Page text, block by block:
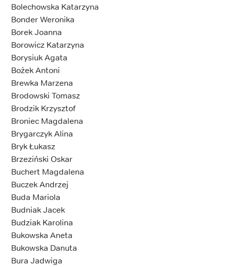
Bolechowska Katarzyna
Bonder Weronika
Borek Joanna
Borowicz Katarzyna
Borysiuk Agata
Bożek Antoni
Brewka Marzena
Brodowski Tomasz
Brodzik Krzysztof
Broniec Magdalena
Brygarczyk Alina
Bryk Łukasz
Brzeziński Oskar
Buchert Magdalena
Buczek Andrzej
Buda Mariola
Budniak Jacek
Budziak Karolina
Bukowska Aneta
Bukowska Danuta
Bura Jadwiga